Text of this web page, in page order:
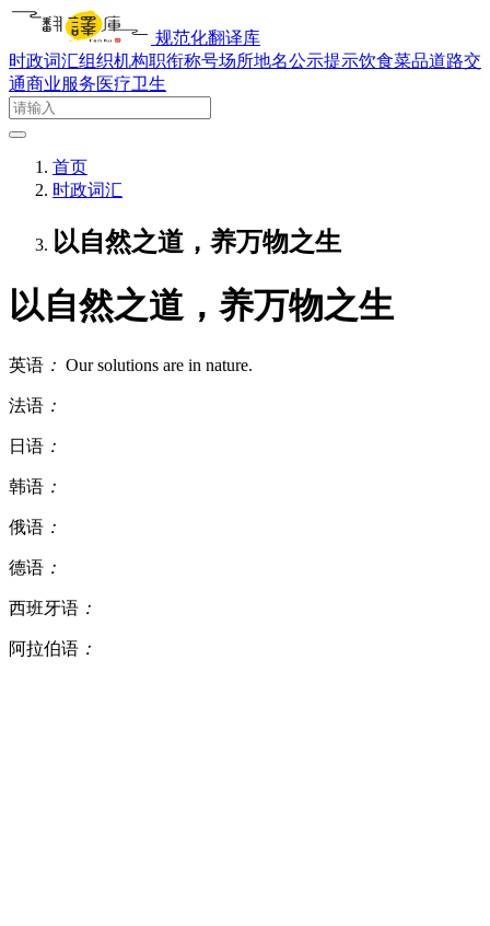
规范化翻译库
时政词汇组织机构职衔称号场所地名公示提示饮食菜品道路交
通商业服务医疗卫生
首页
时政词汇
以自然之道，养万物之生
以自然之道，养万物之生
英语 ： Our solutions are in nature.
法语 ：
日语 ：
韩语 ：
俄语 ：
德语 ：
西班牙语 ：
阿拉伯语 ：